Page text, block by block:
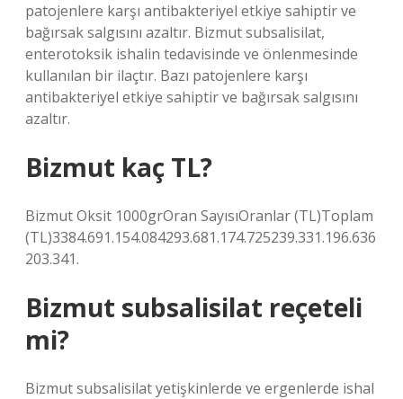
patojenlere karşı antibakteriyel etkiye sahiptir ve
bağırsak salgısını azaltır. Bizmut subsalisilat,
enterotoksik ishalin tedavisinde ve önlenmesinde
kullanılan bir ilaçtır. Bazı patojenlere karşı
antibakteriyel etkiye sahiptir ve bağırsak salgısını
azaltır.
Bizmut kaç TL?
Bizmut Oksit 1000grOran SayısıOranlar (TL)Toplam
(TL)3384.691.154.084293.681.174.725239.331.196.636
203.341.
Bizmut subsalisilat reçeteli
mi?
Bizmut subsalisilat yetişkinlerde ve ergenlerde ishal